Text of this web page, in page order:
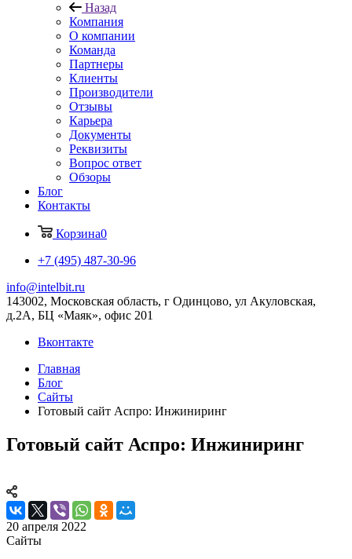
Назад
Компания
О компании
Команда
Партнеры
Клиенты
Производители
Отзывы
Карьера
Документы
Реквизиты
Вопрос ответ
Обзоры
Блог
Контакты
Корзина0
+7 (495) 487-30-96
info@intelbit.ru
143002, Московская область, г Одинцово, ул Акуловская,
д.2А, БЦ «Маяк», офис 201
Вконтакте
Главная
Блог
Сайты
Готовый сайт Аспро: Инжиниринг
Готовый сайт Аспро: Инжиниринг
20 апреля 2022
Сайты